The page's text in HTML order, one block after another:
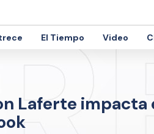
El Tiempo Video
Laferte impacta